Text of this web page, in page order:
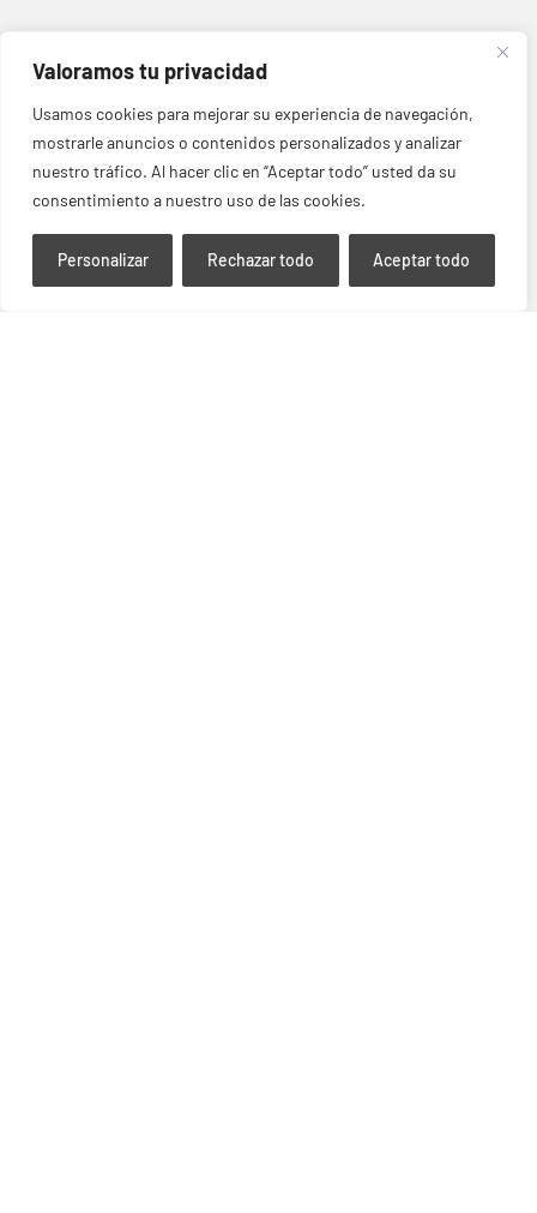
Valoramos tu privacidad
Usamos cookies para mejorar su experiencia de navegación,
mostrarle anuncios o contenidos personalizados y analizar
nuestro tráfico. Al hacer clic en “Aceptar todo” usted da su
consentimiento a nuestro uso de las cookies.
Personalizar Rechazar todo Aceptar todo